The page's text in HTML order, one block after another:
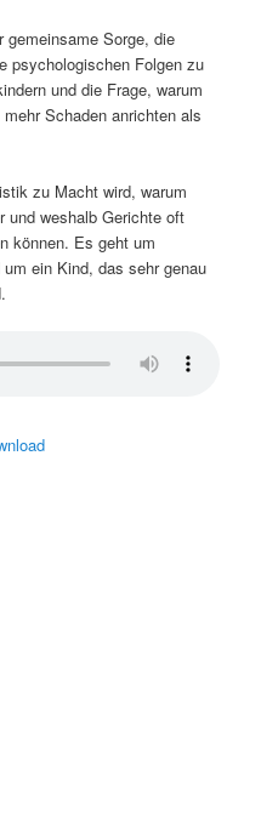
gemeinsame Sorge, die
psychologischen Folgen zu
und die Frage, warum
Schaden anrichten als
zu Macht wird, warum
und weshalb Gerichte oft
können. Es geht um
ein Kind, das sehr genau